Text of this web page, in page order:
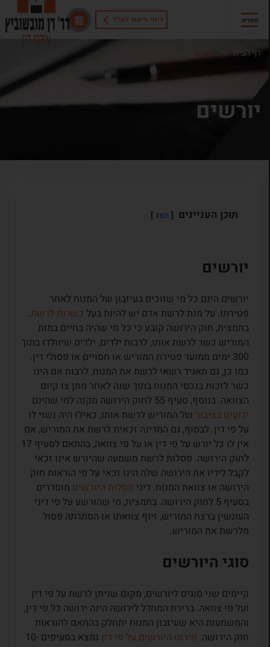
ליווי וייעוץ לעו"ד תפריט
דף הבית יורשים
יורשים
תוכן העניינים הצג
יורשים
יורשים הינם כל מי שזוכים בעיזבון של המנוח לאחר
פטירתו. על מנת לרשת אדם יש להיות בעל כשרות לרשת.
בתמצית, חוק הירושה קובע כי כל מי שהיה בחיים במות
המוריש כשר לרשת אותו, לרבות ילדים, ילדים שיוולדו בתוך
300 ימים ממועד פטירת המוריש או חסויים או פסולי דין.
כמו כן, גם תאגיד רשאי לרשת את המנוח, לרבות אם הינו
כשר לזכות בנכסי המנוח בתוך שנה לאחר מתן צו קיום
הצוואה. בנוסף, סעיף 55 לחוק הירושה מקנה למי שהינם
ידועים בציבורשל המוריש לרשת אותו, כאילו היה נשוי לו
על פי דין. לבסוף, גם המדינה זכאית לרשת את המוריש, אם
אין לו כל יורש על פי דין או על פי צוואה, בהתאם לסעיף 17
לחוק הירושה. פסלות לרשת משמעה שהיורש אינו זכאי
לקבל לידיו את הירושה שלה הינו זכאי על פי הוראות חוק
הירושה או צוואת המנוח. דיני פסלות היורשיםמוסדרים
בסעיף 5 לחוק הירושה. בתמצית, מי שהורשע על פי דיני
העונשין ברצח המוריש, זיוף צוואתו או הסתרתה פסול
מלרשת את המוריש.
סוגי היורשים
קיימים שני סוגים ליורשים, מקום שניתן לרשת על פי דין
ועל פי צוואה. ברירת המחדל לירושה הינה ירושה כל פי דין,
והמשמעות היא שעיזבון המנוח יתחלק בהתאם להוראות
חוק הירושה. פירוט היורשים על פי דין
נמצא בסעיפים 10-